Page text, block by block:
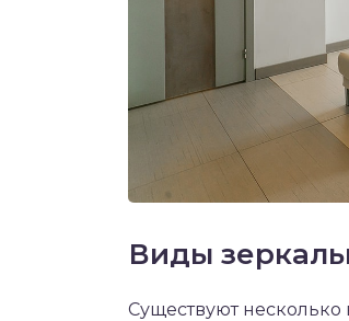
Виды
Существуют несколько